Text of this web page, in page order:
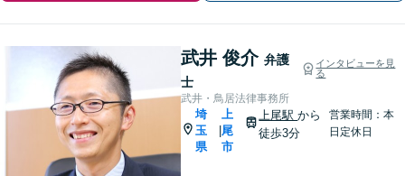
武井 俊介 弁護
士
インタビューを見
る
武井・鳥居法律事務所
埼
玉
県
上
尾
市
上尾駅から
徒歩3分
営業時間：本
日定休日